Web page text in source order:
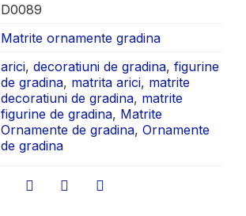
D0089
Matrite ornamente gradina
arici, decoratiuni de gradina, figurine
de gradina, matrita arici, matrite
decoratiuni de gradina, matrite
figurine de gradina, Matrite
Ornamente de gradina, Ornamente
de gradina